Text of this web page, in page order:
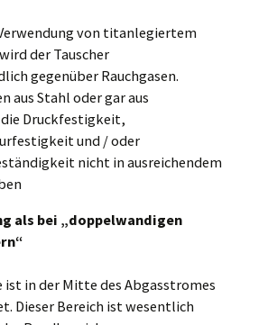
von titanlegiertem
der Tauscher
gegenüber Rauchgasen.
aus Stahl oder gar aus
Druckfestigkeit,
und / oder
nicht in ausreichendem
als bei „doppelwandigen
ist in der Mitte des Abgasstromes
Dieser Bereich ist wesentlich